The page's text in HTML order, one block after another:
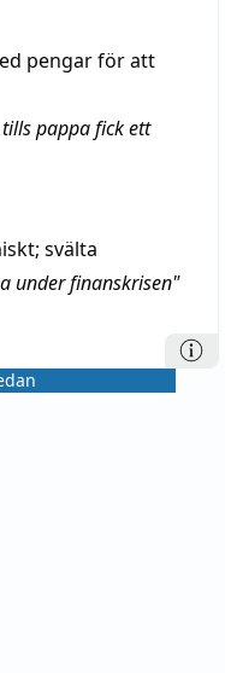
pengar för att
pappa fick ett
svälta
under finanskrisen"